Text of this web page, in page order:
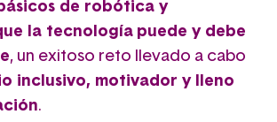
de robótica y
la tecnología puede y debe
, un exitoso reto llevado a cabo
inclusivo, motivador y lleno
.